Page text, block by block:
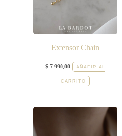
Extensor Chain
$ 7.990,00 AÑADIR AL
CARRITO